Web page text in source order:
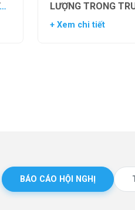
LƯỢNG TRONG
THỤ TINH TRONG
+ Xem chi tiết
BÁO CÁO HỘI NGHỊ